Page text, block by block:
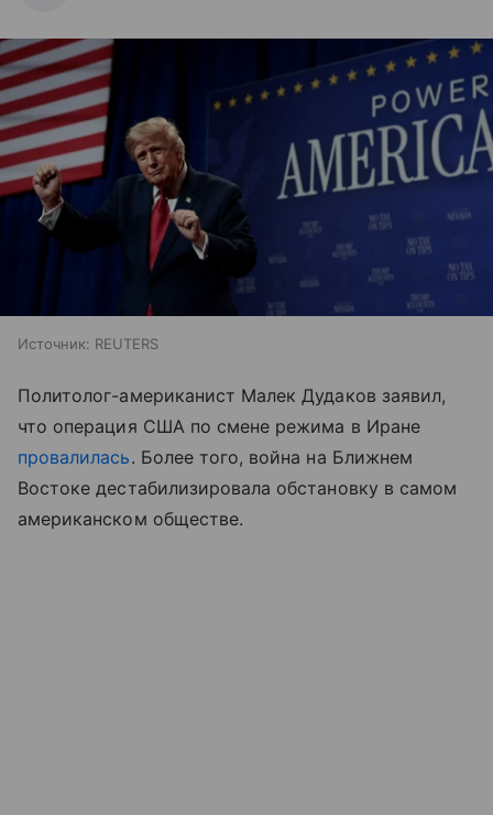
Источник: REUTERS
Политолог-американист Малек Дудаков заявил,
что операция США по смене режима в Иране
провалилась. Более того, война на Ближнем
Востоке дестабилизировала обстановку в самом
американском обществе.